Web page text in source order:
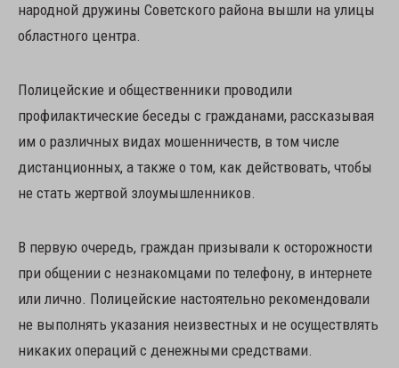
народной дружины Советского района вышли на улицы
областного центра.
Полицейские и общественники проводили
профилактические беседы с гражданами, рассказывая
им о различных видах мошенничеств, в том числе
дистанционных, а также о том, как действовать, чтобы
не стать жертвой злоумышленников.
В первую очередь, граждан призывали к осторожности
при общении с незнакомцами по телефону, в интернете
или лично. Полицейские настоятельно рекомендовали
не выполнять указания неизвестных и не осуществлять
никаких операций с денежными средствами.